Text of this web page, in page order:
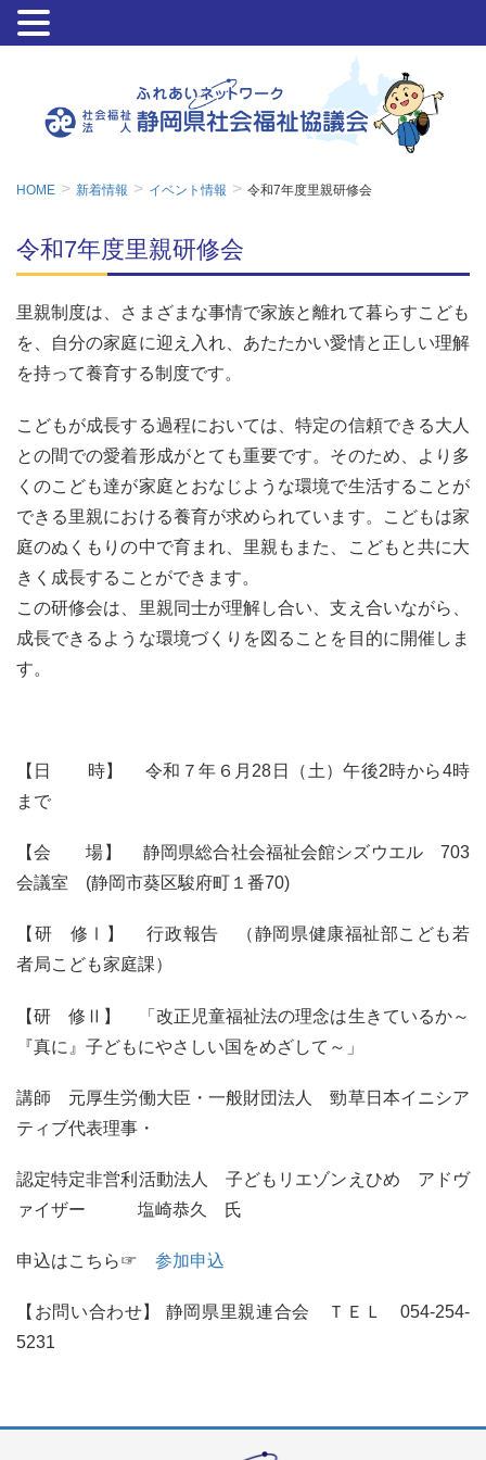
HOME 新着情報 イベント情報 令和7年度里親研修会
令和7年度里親研修会
里親制度は、さまざまな事情で家族と離れて暮らすこども
を、自分の家庭に迎え入れ、あたたかい愛情と正しい理解
を持って養育する制度です。
こどもが成長する過程においては、特定の信頼できる大人
との間での愛着形成がとても重要です。そのため、より多
くのこども達が家庭とおなじような環境で生活することが
できる里親における養育が求められています。こどもは家
庭のぬくもりの中で育まれ、里親もまた、こどもと共に大
きく成長することができます。
この研修会は、里親同士が理解し合い、支え合いながら、
成長できるような環境づくりを図ることを目的に開催しま
す。
【日 時】 令和７年６月28日（土）午後2時から4時
まで
【会 場】 静岡県総合社会福祉会館シズウエル 703
会議室 (静岡市葵区駿府町１番70)
【研 修Ⅰ】 行政報告 （静岡県健康福祉部こども若
者局こども家庭課）
【研 修Ⅱ】 「改正児童福祉法の理念は生きているか～
『真に』子どもにやさしい国をめざして～」
講師 元厚生労働大臣・一般財団法人 勁草日本イニシア
ティブ代表理事・
認定特定非営利活動法人 子どもリエゾンえひめ アドヴ
ァイザー 塩崎恭久 氏
申込はこちら☞ 参加申込
【お問い合わせ】 静岡県里親連合会 ＴＥＬ 054-254-
5231